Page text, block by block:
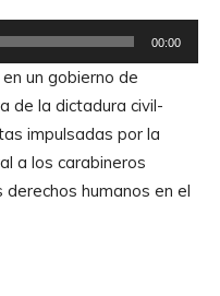
00:00
un gobierno de
de la dictadura civil-
impulsadas por la
a los carabineros
humanos en el